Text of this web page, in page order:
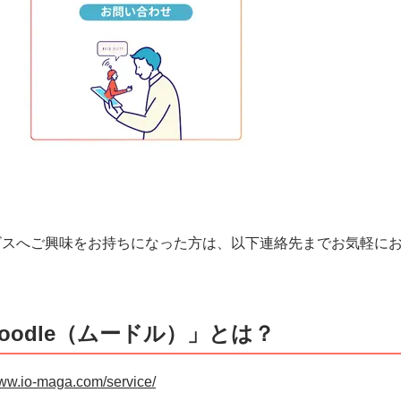
へご興味をお持ちになった方は、以下連絡先までお気軽に
（ムードル）」とは？
maga.com/service/